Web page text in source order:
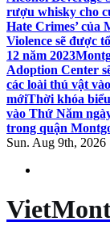
rượu whisky cho
Hate Crimes’ của
Violence sẽ được
12 năm 2023
Adoption Center
các loài thú vật
mớiThời khóa
vào Thứ Năm
trong quận
Sun. Aug 9th, 2026